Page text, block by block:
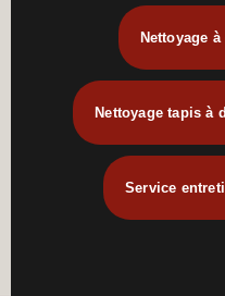
Nettoyage
Nettoyage tapis à
Service